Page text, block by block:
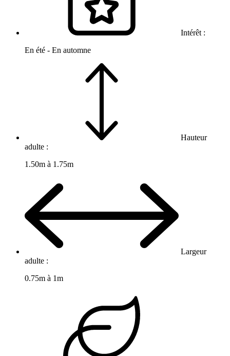
Intérêt :
En été - En automne
Hauteur
adulte :
1.50m à 1.75m
Largeur
adulte :
0.75m à 1m